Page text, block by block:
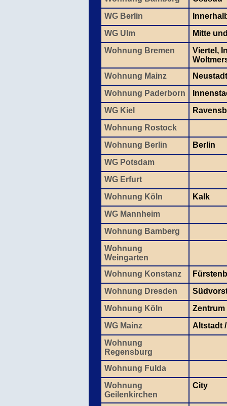
WG Berlin
WG Ulm
Mitte
Wohnung Bremen
Viertel,
Wohnung Mainz
Wohnung Paderborn
WG Kiel
Wohnung Rostock
Wohnung Berlin
Berlin
WG Potsdam
WG Erfurt
Wohnung Köln
Kalk
WG Mannheim
Wohnung Bamberg
Wohnung
Weingarten
Wohnung Konstanz
Wohnung Dresden
Wohnung Köln
Zentrum
WG Mainz
Altstadt
Wohnung
Regensburg
Wohnung Fulda
Wohnung
Geilenkirchen
City